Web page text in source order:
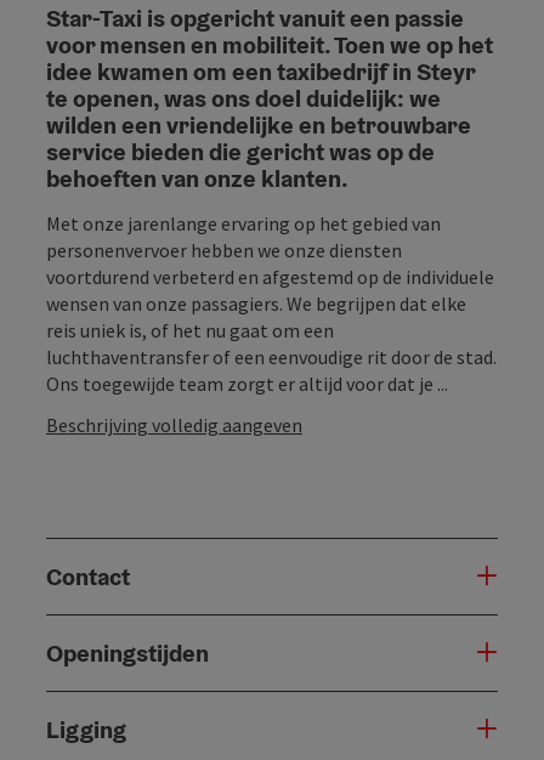
Star-Taxi is opgericht vanuit een passie
voor mensen en mobiliteit. Toen we op het
idee kwamen om een taxibedrijf in Steyr
te openen, was ons doel duidelijk: we
wilden een vriendelijke en betrouwbare
service bieden die gericht was op de
behoeften van onze klanten.
Met onze jarenlange ervaring op het gebied van
personenvervoer hebben we onze diensten
voortdurend verbeterd en afgestemd op de individuele
wensen van onze passagiers. We begrijpen dat elke
reis uniek is, of het nu gaat om een
luchthaventransfer of een eenvoudige rit door de stad.
Ons toegewijde team zorgt er altijd voor dat je ...
Beschrijving volledig aangeven
Contact
Openingstijden
Ligging